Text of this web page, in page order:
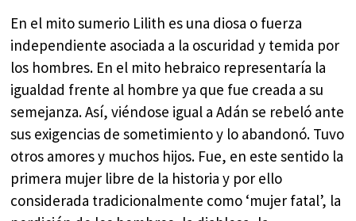
En el mito sumerio Lilith es una diosa o fuerza
independiente asociada a la oscuridad y temida por
los hombres. En el mito hebraico representaría la
igualdad frente al hombre ya que fue creada a su
semejanza. Así, viéndose igual a Adán se rebeló ante
sus exigencias de sometimiento y lo abandonó. Tuvo
otros amores y muchos hijos. Fue, en este sentido la
primera mujer libre de la historia y por ello
considerada tradicionalmente como ‘mujer fatal’, la